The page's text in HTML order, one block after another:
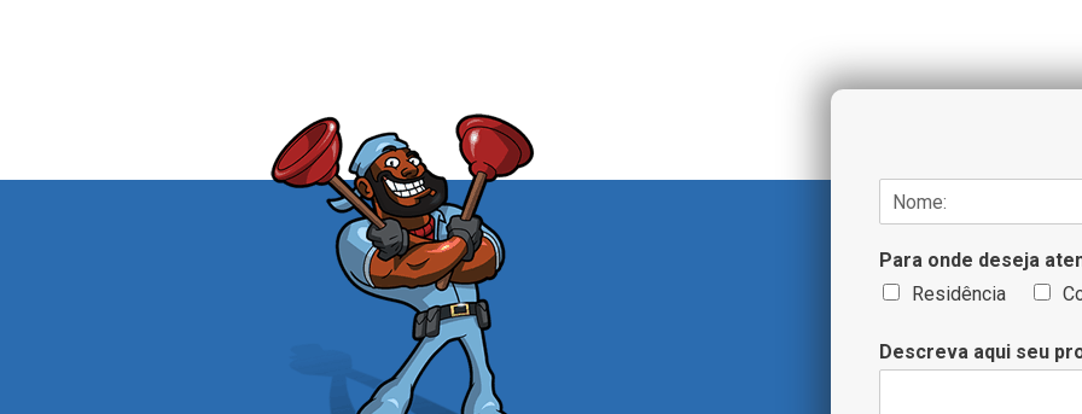
e
/
l
o
m
e
Para onde deseja
Residência
Descreva aqui seu